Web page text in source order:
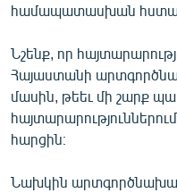
համապատասխան հստակ
Նշենք, որ
Հայաստանի
մասին, թեեւ մի շարք
հարցին։
Նախկին